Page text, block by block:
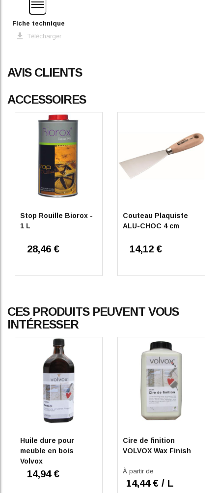
Fiche technique
Télécharger
AVIS CLIENTS
ACCESSOIRES
Stop Rouille Biorox -
1 L
28,46 €
Couteau Plaquiste
ALU-CHOC 4 cm
14,12 €
CES PRODUITS PEUVENT VOUS
INTÉRESSER
Huile dure pour
meuble en bois
Volvox
14,94 €
Cire de finition
VOLVOX Wax Finish
À partir de
14,44 € / L